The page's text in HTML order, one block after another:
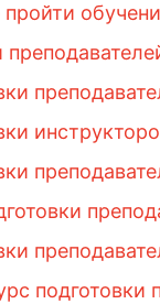
подготовки